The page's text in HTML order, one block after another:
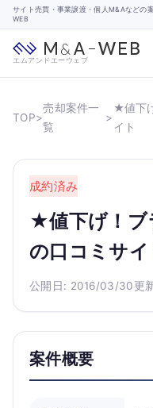
サイト売買・事業譲渡・個人M&Aなどの
WEB
エムアンドエーウェブ
TOP>
売却案件一
覧
>
★値下
イト
成約済み
★値下げ！ブ
の口コミサイ
公開日: 2016/03/30更
案件概要